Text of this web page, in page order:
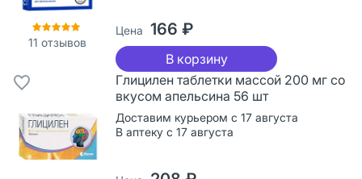
11 отзывов
Цена 166 ₽
В корзину
Глицилен таблетки массой 200 мг со
вкусом апельсина 56 шт
Доставим курьером с 17 августа
В аптеку с 17 августа